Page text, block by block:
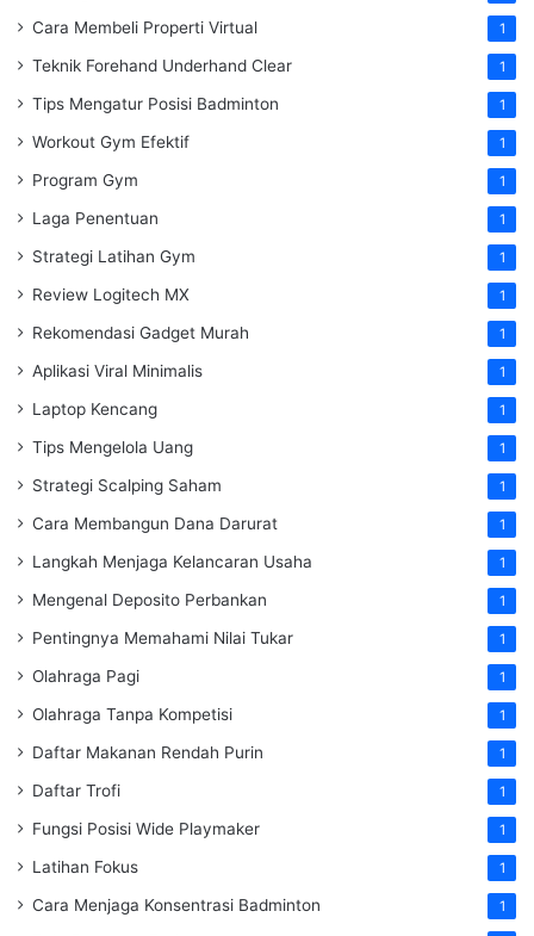
Cara Membeli Properti Virtual 1
Teknik Forehand Underhand Clear 1
Tips Mengatur Posisi Badminton 1
Workout Gym Efektif 1
Program Gym 1
Laga Penentuan 1
Strategi Latihan Gym 1
Review Logitech MX 1
Rekomendasi Gadget Murah 1
Aplikasi Viral Minimalis 1
Laptop Kencang 1
Tips Mengelola Uang 1
Strategi Scalping Saham 1
Cara Membangun Dana Darurat 1
Langkah Menjaga Kelancaran Usaha 1
Mengenal Deposito Perbankan 1
Pentingnya Memahami Nilai Tukar 1
Olahraga Pagi 1
Olahraga Tanpa Kompetisi 1
Daftar Makanan Rendah Purin 1
Daftar Trofi 1
Fungsi Posisi Wide Playmaker 1
Latihan Fokus 1
Cara Menjaga Konsentrasi Badminton 1